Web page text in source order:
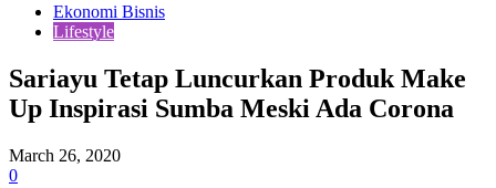
Ekonomi Bisnis
Lifestyle
Sariayu Tetap Luncurkan Produk Make
Up Inspirasi Sumba Meski Ada Corona
March 26, 2020
0